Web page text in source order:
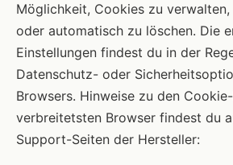
Möglichkeit, Cookies zu
oder automatisch zu löschen. Die
Einstellungen findest du in der
Datenschutz- oder
Browsers. Hinweise zu den
verbreitetsten Browser findest du
Support-Seiten der Hersteller: